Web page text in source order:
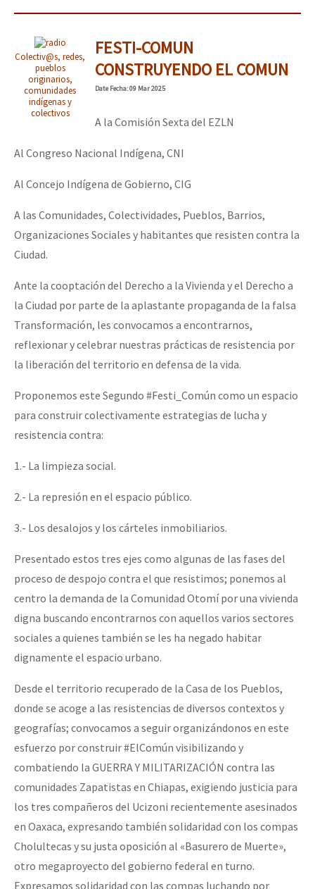
Colectiv@s, redes,
pueblos
originarios,
comunidades
indígenas y
colectivos
FESTI-COMUN
CONSTRUYENDO EL COMUN
DateFecha: 09 Mar 2025
A la Comisión Sexta del EZLN
Al Congreso Nacional Indígena, CNI
Al Concejo Indígena de Gobierno, CIG
A las Comunidades, Colectividades, Pueblos, Barrios,
Organizaciones Sociales y habitantes que resisten contra la
Ciudad.
Ante la cooptación del Derecho a la Vivienda y el Derecho a
la Ciudad por parte de la aplastante propaganda de la falsa
Transformación, les convocamos a encontrarnos,
reflexionar y celebrar nuestras prácticas de resistencia por
la liberación del territorio en defensa de la vida.
Proponemos este Segundo #Festi_Común como un espacio
para construir colectivamente estrategias de lucha y
resistencia contra:
1.- La limpieza social.
2.- La represión en el espacio público.
3.- Los desalojos y los cárteles inmobiliarios.
Presentado estos tres ejes como algunas de las fases del
proceso de despojo contra el que resistimos; ponemos al
centro la demanda de la Comunidad Otomí por una vivienda
digna buscando encontrarnos con aquellos varios sectores
sociales a quienes también se les ha negado habitar
dignamente el espacio urbano.
Desde el territorio recuperado de la Casa de los Pueblos,
donde se acoge a las resistencias de diversos contextos y
geografías; convocamos a seguir organizándonos en este
esfuerzo por construir #ElComún visibilizando y
combatiendo la GUERRA Y MILITARIZACIÓN contra las
comunidades Zapatistas en Chiapas, exigiendo justicia para
los tres compañeros del Ucizoni recientemente asesinados
en Oaxaca, expresando también solidaridad con los compas
Cholultecas y su justa oposición al «Basurero de Muerte»,
otro megaproyecto del gobierno federal en turno.
Expresamos solidaridad con las compas luchando por